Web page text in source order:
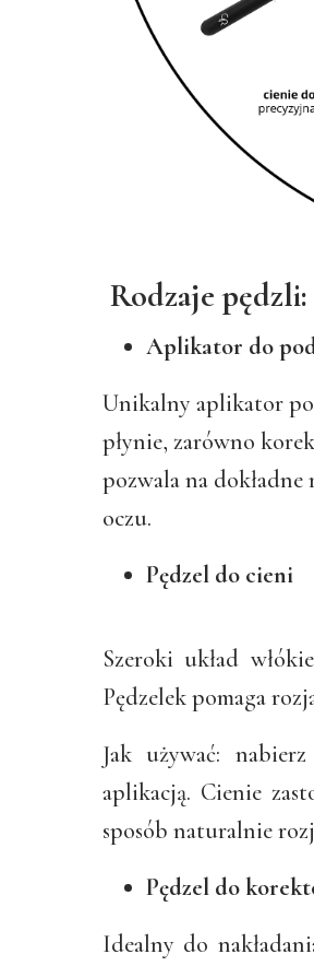
Rodzaje pędzli:
Aplikator do
Unikalny aplikator
płynie, zarówno
pozwala na
oczu.
Pędzel do cieni
Szeroki układ
Pędzelek pomaga
Jak używać:
aplikacją. Cienie
sposób naturalnie
Pędzel do
Idealny do